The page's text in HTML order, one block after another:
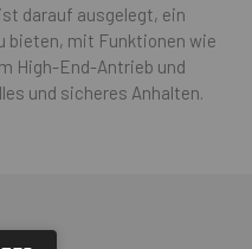
darauf ausgelegt, ein
bieten, mit Funktionen wie
High-End-Antrieb und
und sicheres Anhalten.